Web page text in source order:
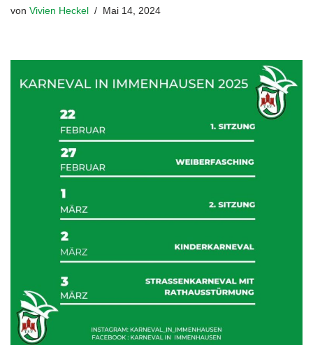
von Vivien Heckel Mai 14, 2024